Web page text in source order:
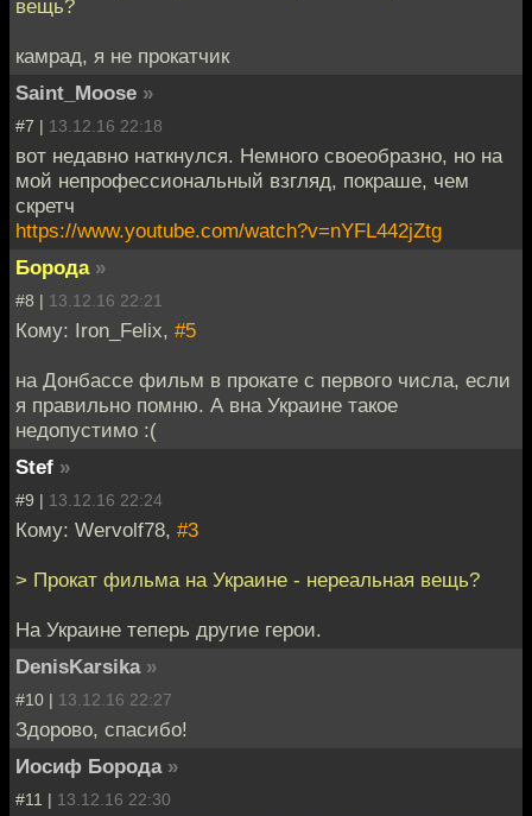
вещь?
камрад, я не прокатчик
Saint_Moose »
#7 | 13.12.16 22:18
вот недавно наткнулся. Немного своеобразно, но на
мой непрофессиональный взгляд, покраше, чем
скретч
https://www.youtube.com/watch?v=nYFL442jZtg
Борода »
#8 | 13.12.16 22:21
Кому: Iron_Felix, #5
на Донбассе фильм в прокате с первого числа, если
я правильно помню. А вна Украине такое
недопустимо :(
Stef »
#9 | 13.12.16 22:24
Кому: Wervolf78, #3
> Прокат фильма на Украине - нереальная вещь?
На Украине теперь другие герои.
DenisKarsika »
#10 | 13.12.16 22:27
Здорово, спасибо!
Иосиф Борода »
#11 | 13.12.16 22:30